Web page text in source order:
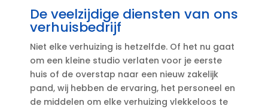
De veelzijdige diensten van ons
verhuisbedrijf
Niet elke verhuizing is hetzelfde.​ Of het nu gaat
om een kleine studio verlaten voor je eerste
huis of de overstap naar een nieuw zakelijk
pand, wij hebben de ervaring, het personeel en
de middelen om elke verhuizing vlekkeloos te